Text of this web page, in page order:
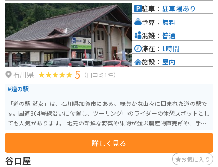
てください。水の音を聞きながら緑のなかを歩けば、それだけで心が癒やさ
れます。最も美しいとされる「二の滝」の落差は約10m、圧巻です！ 下流に
ある「七の滝」は人工の滝で瀧波神社の前にあります。 古くから信仰の場と
して崇められてきた七ツ滝、江戸時代に小倉有年が、滝を見た感動を「まだ
知らぬ 人に見せばや 神代より 絶えぬ流れの この滝つ瀬を」と読み伝
えています。 滝だけではなく、スダジイ等の照葉樹林のほか、希少な植物も
見ることができます。
石川県 5 （口コミ1件）
#道の駅
「道の駅 瀬女」は、石川県加賀市にある、緑豊かな山々に囲まれた道の駅で
す。国道364号線沿いに位置し、ツーリング中のライダーの休憩スポットとし
ても人気があります。 地元の新鮮な野菜や果物が並ぶ農産物直売所や、手打
ちそばや山菜料理が楽しめる食事処があり、地元の味覚を堪能できます。特
におすすめは、地元産のそば粉を使った「瀬女そば」です。コシの強さと香
りが自慢で、訪れた際にはぜひ味わいたい一品です。 また、周辺には、白山
登山道の登山口の一つである「別当出合」や、渓谷美が楽しめる「鶴仙渓」
詳しく見る
駐車： 駐車場あり
予算： 無料
混雑： 普通
滞在： 1時間
施設： 屋内
谷口屋 お気に入り